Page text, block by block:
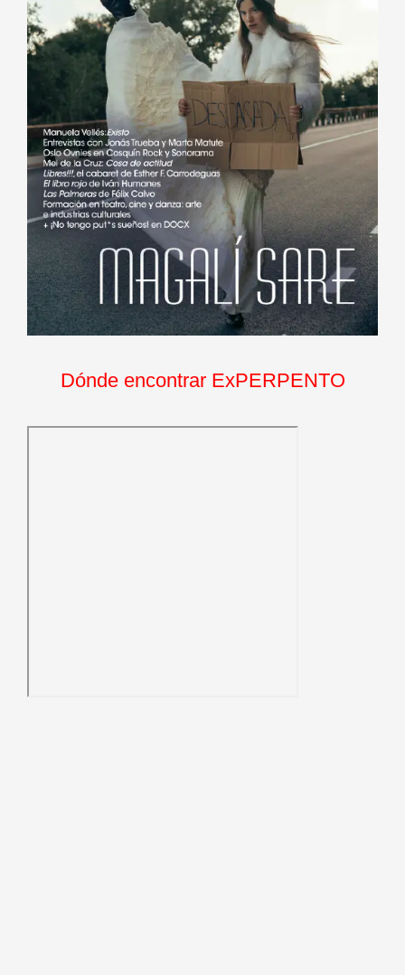
Dónde encontrar ExPERPENTO